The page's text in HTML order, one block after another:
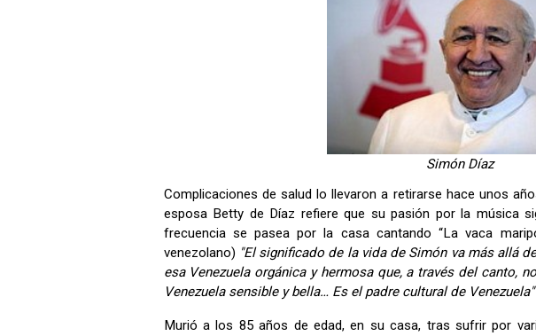
Simón Díaz
Complicaciones de salud lo llevaron a retirarse hace unos
esposa Betty de Díaz refiere que su pasión por la música
frecuencia se pasea por la casa cantando “La vaca
venezolano) "El significado de la vida de Simón va más allá
esa Venezuela orgánica y hermosa que, a través del canto,
Venezuela sensible y bella… Es el padre cultural de Venezuela"
Murió a los 85 años de edad, en su casa, tras sufrir por